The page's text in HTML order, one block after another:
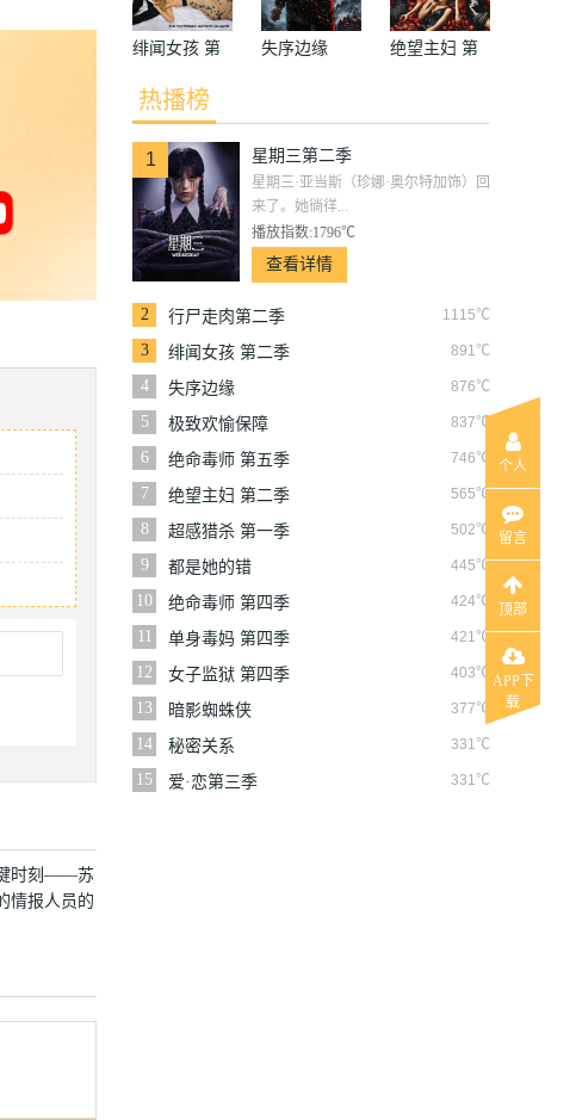
键时刻——苏
情报人员的
绯闻女孩 第
二季
失序边缘
绝望主妇 第
热播榜
1 星期三第二季
星期三·亚当斯（珍娜·奥尔特加饰）回
来了。她徜徉...
播放指数:1796℃
查看详情
2 1115℃
行尸走肉第二季
3
891℃
绯闻女孩 第二季
4
876℃
失序边缘
5
837℃
极致欢愉保障
6
746℃
绝命毒师 第五季
7
565℃
绝望主妇 第二季
8
502℃
超感猎杀 第一季
9
445℃
都是她的错
10
424℃
绝命毒师 第四季
11
421℃
单身毒妈 第四季
12
403℃
女子监狱 第四季
13
377℃
暗影蜘蛛侠
14
331℃
秘密关系
15
331℃
爱·恋第三季
个人
留言
顶部
APP下
载